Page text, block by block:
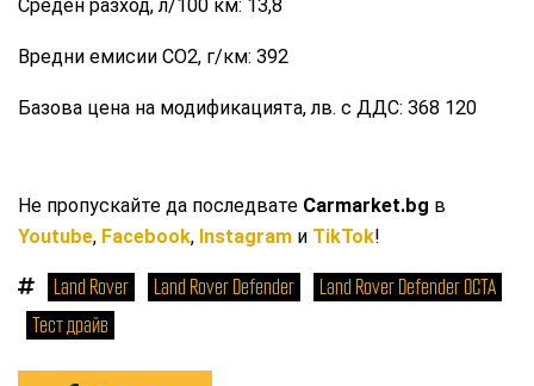
Среден разход, л/100 км: 13,8
Вредни емисии СО2, г/км: 392
Базова цена на модификацията, лв. с ДДС: 368 120
Не пропускайте да последвате Carmarket.bg в
Youtube, Facebook, Instagram и TikTok!
Land Rover Land Rover Defender
Land Rover Defender OCTA
Тест драйв